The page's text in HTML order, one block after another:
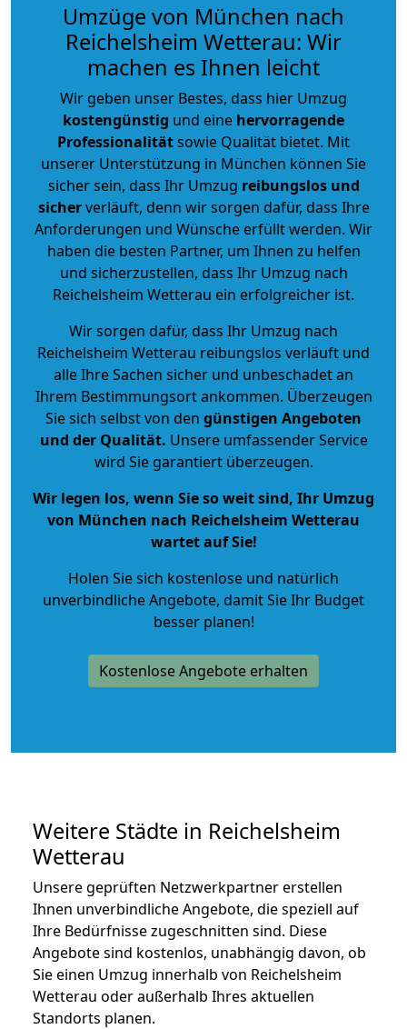
Umzüge von München nach
Reichelsheim Wetterau: Wir
machen es Ihnen leicht
Wir geben unser Bestes, dass hier Umzug
kostengünstig und eine hervorragende
Professionalitätsowie Qualität bietet. Mit
unserer Unterstützung in München können Sie
sicher sein, dass Ihr Umzug reibungslos und
sicherverläuft, denn wir sorgen dafür, dass Ihre
Anforderungen und Wünsche erfüllt werden. Wir
haben die besten Partner, um Ihnen zu helfen
und sicherzustellen, dass Ihr Umzug nach
Reichelsheim Wetterau ein erfolgreicher ist.
Wir sorgen dafür, dass Ihr Umzug nach
Reichelsheim Wetterau reibungslos verläuft und
alle Ihre Sachen sicher und unbeschadet an
Ihrem Bestimmungsort ankommen. Überzeugen
Sie sich selbst von den günstigen Angeboten
und der Qualität. Unsere umfassender Service
wird Sie garantiert überzeugen.
Wir legen los, wenn Sie so weit sind, Ihr Umzug
von München nach Reichelsheim Wetterau
wartet auf Sie!
Holen Sie sich kostenlose und natürlich
unverbindliche Angebote, damit Sie Ihr Budget
besser planen!
Kostenlose Angebote erhalten
Weitere Städte in Reichelsheim
Wetterau
Unsere geprüften Netzwerkpartner erstellen
Ihnen unverbindliche Angebote, die speziell auf
Ihre Bedürfnisse zugeschnitten sind. Diese
Angebote sind kostenlos, unabhängig davon, ob
Sie einen Umzug innerhalb von Reichelsheim
Wetterau oder außerhalb Ihres aktuellen
Standorts planen.